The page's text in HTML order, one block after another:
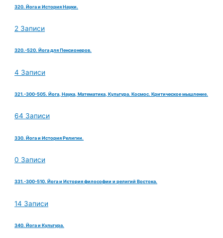
320. Йога и История Науки.
2 Записи
320.-520. Йога для Пенсионеров.
4 Записи
321.-300-505. Йога, Наука, Математика, Культура. Космос. Критическое мышление.
64 Записи
330. Йога и История Религии.
0 Записи
331.-300-510. Йога и История философии и религий Востока.
14 Записи
340. Йога и Культура.